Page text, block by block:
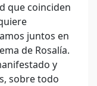
que coinciden
juntos en
de Rosalía.
y
sobre todo